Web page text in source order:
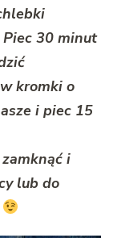
Piec 30 minut
kromki o
i piec 15
zamknąć i
lub do